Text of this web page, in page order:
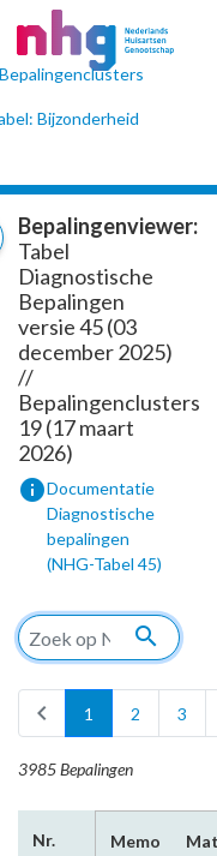
Bepalingenclusters
Bijzonderheid
Bepalingenviewer:
Tabel
Diagnostische
Bepalingen
versie 45 (03
december 2025)
//
Bepalingenclusters
19 (17 maart
2026)
infoDocumentatie
Diagnostische
bepalingen
(NHG-Tabel 45)
search
chevron_left 1 2 3
3985 Bepalingen
Nr. Memo